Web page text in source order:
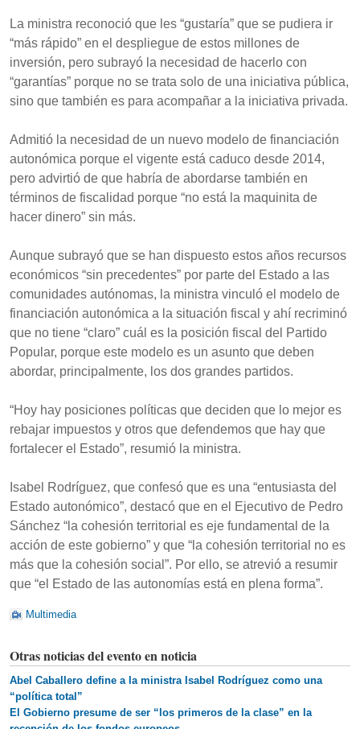
La ministra reconoció que les “gustaría” que se pudiera ir
“más rápido” en el despliegue de estos millones de
inversión, pero subrayó la necesidad de hacerlo con
“garantías” porque no se trata solo de una iniciativa pública,
sino que también es para acompañar a la iniciativa privada.
Admitió la necesidad de un nuevo modelo de financiación
autonómica porque el vigente está caduco desde 2014,
pero advirtió de que habría de abordarse también en
términos de fiscalidad porque “no está la maquinita de
hacer dinero” sin más.
Aunque subrayó que se han dispuesto estos años recursos
económicos “sin precedentes” por parte del Estado a las
comunidades autónomas, la ministra vinculó el modelo de
financiación autonómica a la situación fiscal y ahí recriminó
que no tiene “claro” cuál es la posición fiscal del Partido
Popular, porque este modelo es un asunto que deben
abordar, principalmente, los dos grandes partidos.
“Hoy hay posiciones políticas que deciden que lo mejor es
rebajar impuestos y otros que defendemos que hay que
fortalecer el Estado”, resumió la ministra.
Isabel Rodríguez, que confesó que es una “entusiasta del
Estado autonómico”, destacó que en el Ejecutivo de Pedro
Sánchez “la cohesión territorial es eje fundamental de la
acción de este gobierno” y que “la cohesión territorial no es
más que la cohesión social”. Por ello, se atrevió a resumir
que “el Estado de las autonomías está en plena forma”.
Multimedia
Otras noticias del evento en noticia
Abel Caballero define a la ministra Isabel Rodríguez como una
“política total”
El Gobierno presume de ser “los primeros de la clase” en la